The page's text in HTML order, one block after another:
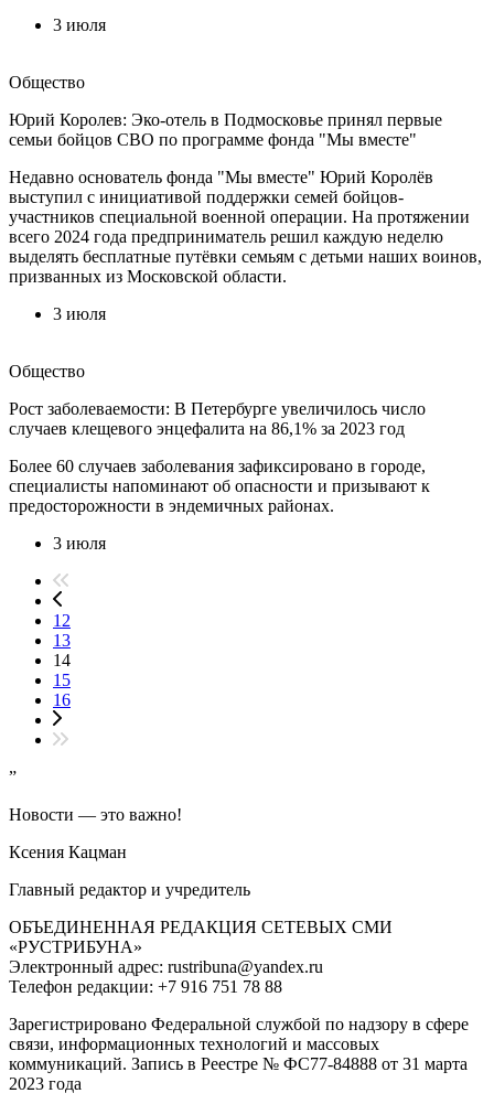
3 июля
Общество
Юрий Королев: Эко-отель в Подмосковье принял первые
семьи бойцов СВО по программе фонда "Мы вместе"
Недавно основатель фонда "Мы вместе" Юрий Королёв
выступил с инициативой поддержки семей бойцов-
участников специальной военной операции. На протяжении
всего 2024 года предприниматель решил каждую неделю
выделять бесплатные путёвки семьям с детьми наших воинов,
призванных из Московской области.
3 июля
Общество
Рост заболеваемости: В Петербурге увеличилось число
случаев клещевого энцефалита на 86,1% за 2023 год
Более 60 случаев заболевания зафиксировано в городе,
специалисты напоминают об опасности и призывают к
предосторожности в эндемичных районах.
3 июля
12
13
14
15
16
”
Новости — это важно!
Ксения Кацман
Главный редактор и учредитель
ОБЪЕДИНЕННАЯ РЕДАКЦИЯ СЕТЕВЫХ СМИ
«РУСТРИБУНА»
Электронный адрес: rustribuna@yandex.ru
Телефон редакции: +7 916 751 78 88
Зарегистрировано Федеральной службой по надзору в сфере
связи, информационных технологий и массовых
коммуникаций. Запись в Реестре № ФС77-84888 от 31 марта
2023 года